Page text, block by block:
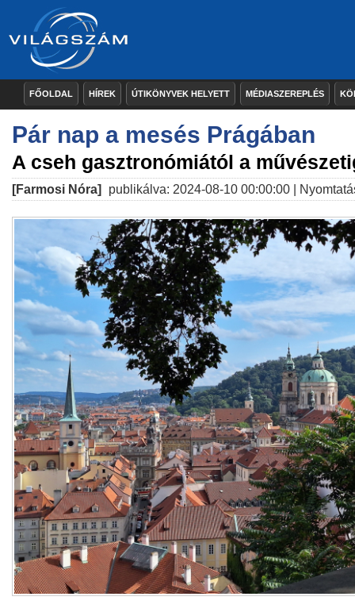
FŐOLDAL HÍREK ÚTIKÖNYVEK HELYETT MÉDIASZEREPLÉS
Pár nap a mesés Prágában
A cseh gasztronómiától a
[Farmosi Nóra] publikálva: 2024-08-10 00:00:00 |